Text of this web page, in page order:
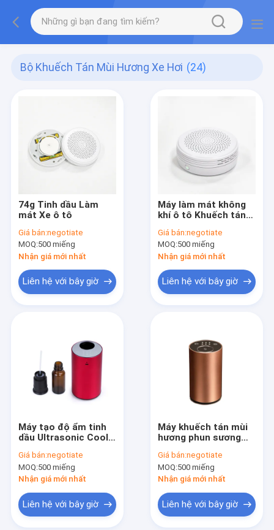
Bộ Khuếch Tán Mùi Hương Xe Hơi (24)
74g Tinh dầu Làm
mát Xe ô tô
Giá bán:negotiate
MOQ:500 miếng
Nhận giá mới nhất
Liên hệ với bây giờ
Máy làm mát không
khí ô tô Khuếch tán
Giá bán:negotiate
MOQ:500 miếng
Nhận giá mới nhất
Liên hệ với bây giờ
Máy tạo độ ẩm tinh
dầu Ultrasonic Cool
Giá bán:negotiate
MOQ:500 miếng
Nhận giá mới nhất
Liên hệ với bây giờ
Máy khuếch tán mùi
hương phun sương
Giá bán:negotiate
MOQ:500 miếng
Nhận giá mới nhất
Liên hệ với bây giờ